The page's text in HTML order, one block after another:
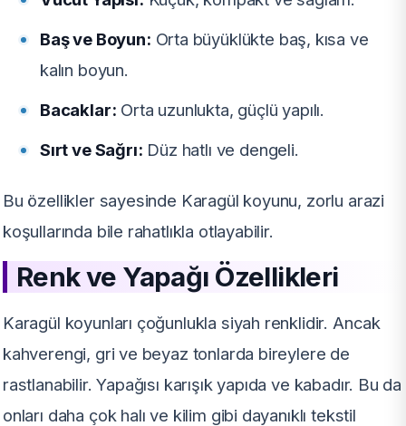
Baş ve Boyun: Orta büyüklükte baş, kısa ve
kalın boyun.
Bacaklar: Orta uzunlukta, güçlü yapılı.
Sırt ve Sağrı: Düz hatlı ve dengeli.
Bu özellikler sayesinde Karagül koyunu, zorlu arazi
koşullarında bile rahatlıkla otlayabilir.
Renk ve Yapağı Özellikleri
Karagül koyunları çoğunlukla siyah renklidir. Ancak
kahverengi, gri ve beyaz tonlarda bireylere de
rastlanabilir. Yapağısı karışık yapıda ve kabadır. Bu da
onları daha çok halı ve kilim gibi dayanıklı tekstil